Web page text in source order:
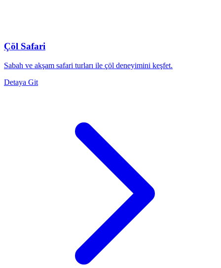
Çöl Safari
Sabah ve akşam safari turları ile çöl deneyimini keşfet.
Detaya Git